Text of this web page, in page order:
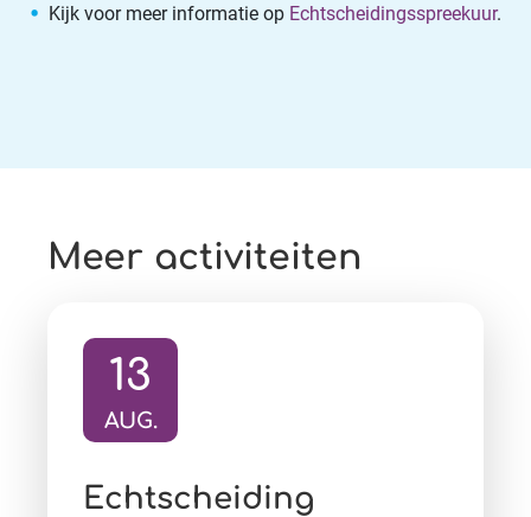
Kijk voor meer informatie op Echtscheidingsspreekuur.
Meer activiteiten
Ga naar activiteit:
Echtscheiding
13
AUG.